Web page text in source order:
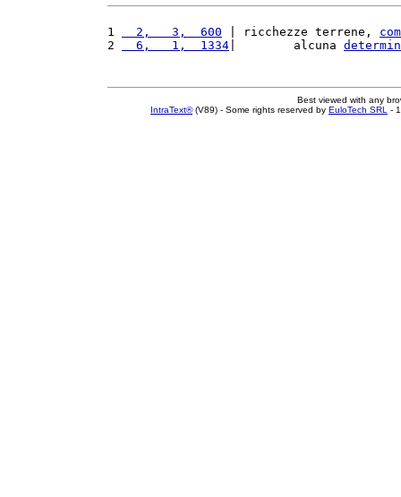
1
  2,   3,  600
| ricchezze terrene,
2
  6,   1,  1334
|        alcuna
Best viewed with any
IntraText®(V89) - Some rights reserved by EuloTech SRL -